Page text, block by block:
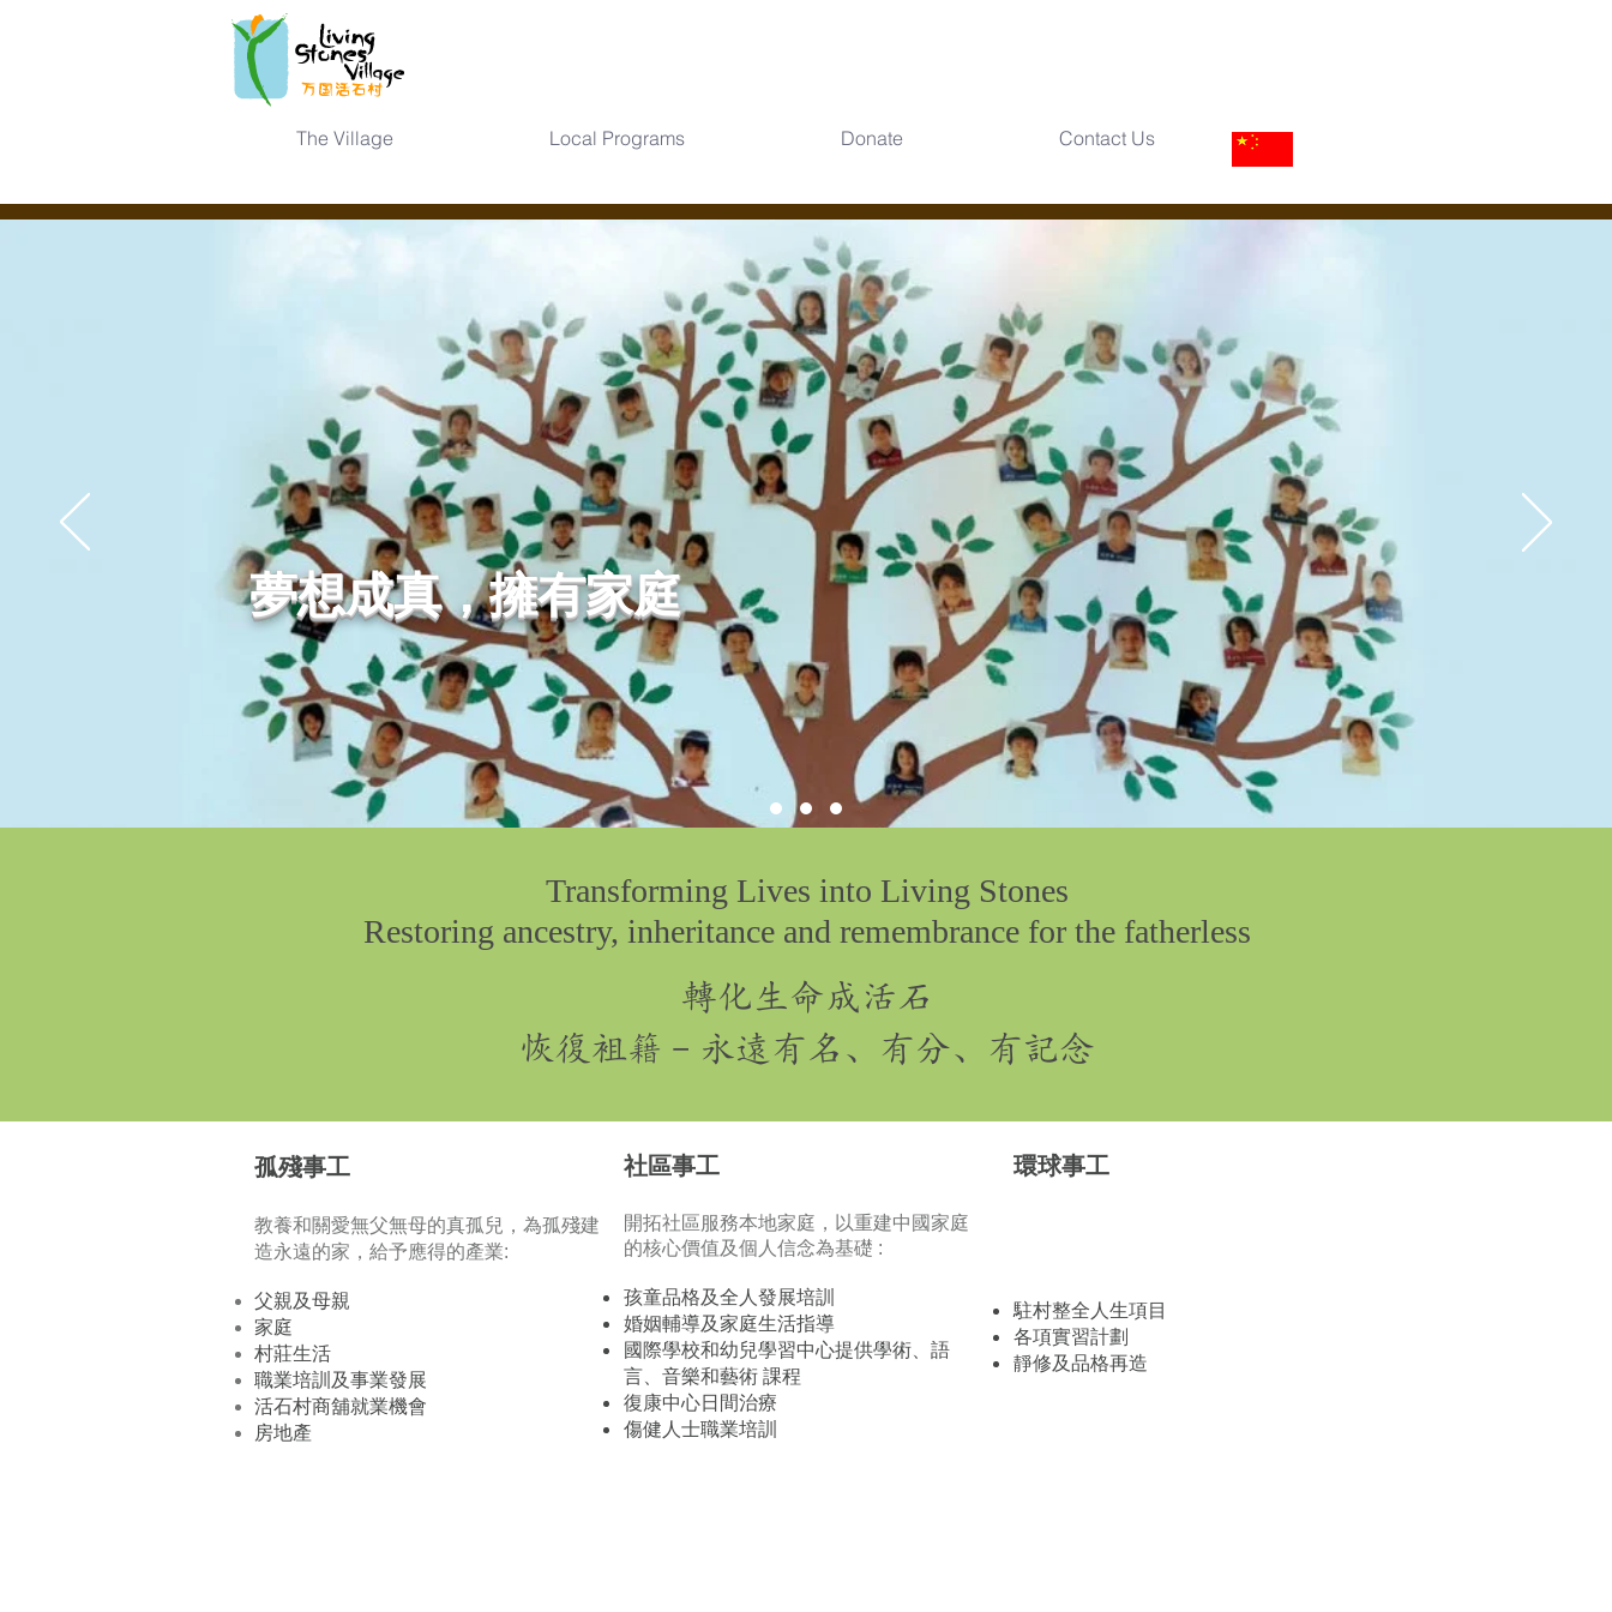
夢想成真，擁有家庭
Transforming Lives into Living Stones
Restoring ancestry, inheritance and remembrance for the fatherless
轉化生命成活石
恢復袓籍﹣永遠有名、有分、有記念
Learn More
孤殘事工
教養和關愛無父無母的真孤兒，為孤殘建
造永遠的家，給予應得的產業:
父親及母親
家庭
村莊生活
職業培訓及事業發展
活石村商舖就業機會
房地產
社區事工
開拓社區服務本地家庭，以重建中國家庭
的核心價值及個人信念為基礎 :
孩童品格及全人發展培訓
婚姻輔導及家庭生活指導
國際學校和幼兒學習中心提供學術、語
言、音樂和藝術 課程
復康中心日間治療
傷健人士職業培訓
環球事工
駐村整全人生項目
各項實習計劃
靜修及品格再造
The Village Local Programs Donate Contact Us